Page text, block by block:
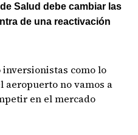
Salud debe cambiar las
de una reactivación
como lo
aeropuerto no vamos a
en el mercado